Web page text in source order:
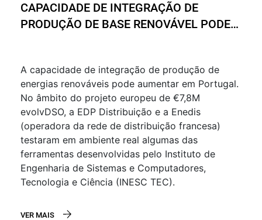
CAPACIDADE DE INTEGRAÇÃO DE
PRODUÇÃO DE BASE RENOVÁVEL PODE
A capacidade de integração de produção de
energias renováveis pode aumentar em Portugal.
No âmbito do projeto europeu de €7,8M
evolvDSO, a EDP Distribuição e a Enedis
(operadora da rede de distribuição francesa)
testaram em ambiente real algumas das
ferramentas desenvolvidas pelo Instituto de
Engenharia de Sistemas e Computadores,
Tecnologia e Ciência (INESC TEC).
VER MAIS